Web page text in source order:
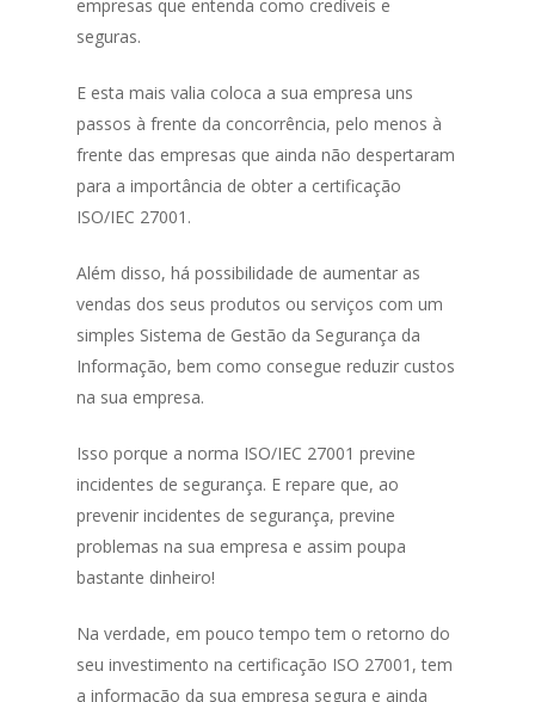
empresas que entenda como credíveis e
seguras.
E esta mais valia coloca a sua empresa uns
passos à frente da concorrência, pelo menos à
frente das empresas que ainda não despertaram
para a importância de obter a certificação
ISO/IEC 27001.
Além disso, há possibilidade de aumentar as
vendas dos seus produtos ou serviços com um
simples Sistema de Gestão da Segurança da
Informação, bem como consegue reduzir custos
na sua empresa.
Isso porque a norma ISO/IEC 27001 previne
incidentes de segurança. E repare que, ao
prevenir incidentes de segurança, previne
problemas na sua empresa e assim poupa
bastante dinheiro!
Na verdade, em pouco tempo tem o retorno do
seu investimento na certificação ISO 27001, tem
a informação da sua empresa segura e ainda